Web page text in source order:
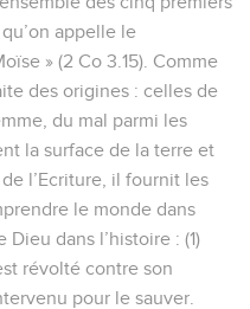
appelle le
» (2 Co 3.15). Comme
des origines : celles de
du mal parmi les
la surface de la terre et
l’Ecriture, il fournit les
le monde dans
dans l’histoire : (1)
révolté contre son
pour le sauver.